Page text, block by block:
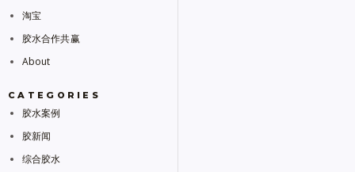
淘宝
胶水合作共赢
About
CATEGORIES
胶水案例
胶新闻
综合胶水